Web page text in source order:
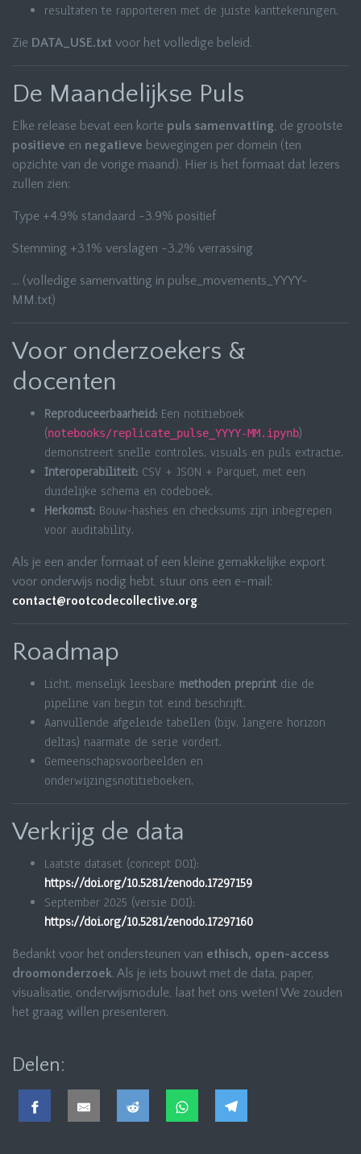
resultaten te rapporteren met de juiste kanttekeningen.
Zie DATA_USE.txt voor het volledige beleid.
De Maandelijkse Puls
Elke release bevat een korte puls samenvatting, de grootste
positieve en negatieve bewegingen per domein (ten
opzichte van de vorige maand). Hier is het formaat dat lezers
zullen zien:
Type +4.9% standaard -3.9% positief
Stemming +3.1% verslagen -3.2% verrassing
… (volledige samenvatting in pulse_movements_YYYY-
MM.txt)
Voor onderzoekers &
docenten
Reproduceerbaarheid: Een notitieboek
(notebooks/replicate_pulse_YYYY-MM.ipynb)
demonstreert snelle controles, visuals en puls extractie.
Interoperabiliteit: CSV + JSON + Parquet, met een
duidelijke schema en codeboek.
Herkomst: Bouw-hashes en checksums zijn inbegrepen
voor auditability.
Als je een ander formaat of een kleine gemakkelijke export
voor onderwijs nodig hebt, stuur ons een e-mail:
contact@rootcodecollective.org.
Roadmap
Licht, menselijk leesbare methoden preprint die de
pipeline van begin tot eind beschrijft.
Aanvullende afgeleide tabellen (bijv. langere horizon
deltas) naarmate de serie vordert.
Gemeenschapsvoorbeelden en
onderwijzingsnotitieboeken.
Verkrijg de data
Laatste dataset (concept DOI):
https://doi.org/10.5281/zenodo.17297159
September 2025 (versie DOI):
https://doi.org/10.5281/zenodo.17297160
Bedankt voor het ondersteunen van ethisch, open-access
droomonderzoek. Als je iets bouwt met de data, paper,
visualisatie, onderwijsmodule, laat het ons weten! We zouden
het graag willen presenteren.
Delen: